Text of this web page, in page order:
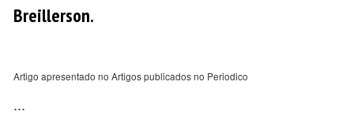
Breillerson.
Artigo apresentado no Artigos publicados no Periodico
...